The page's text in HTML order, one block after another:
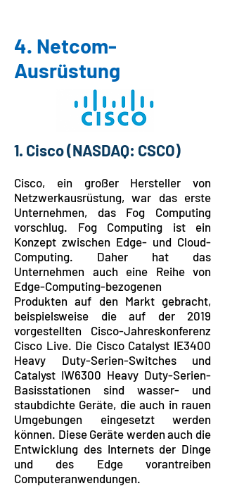
4. Netcom-
Ausrüstung
1. Cisco(NASDAQ: CSCO)
Cisco, ein großer Hersteller von
Netzwerkausrüstung, war das erste
Unternehmen, das Fog Computing
vorschlug. Fog Computing ist ein
Konzept zwischen Edge- und Cloud-
Computing. Daher hat das
Unternehmen auch eine Reihe von
Edge-Computing-bezogenen
Produkten auf den Markt gebracht,
beispielsweise die auf der 2019
vorgestellten Cisco-Jahreskonferenz
Cisco Live. Die Cisco Catalyst IE3400
Heavy Duty-Serien-Switches und
Catalyst IW6300 Heavy Duty-Serien-
Basisstationen sind wasser- und
staubdichte Geräte, die auch in rauen
Umgebungen eingesetzt werden
können. Diese Geräte werden auch die
Entwicklung des Internets der Dinge
und des Edge vorantreiben
Computeranwendungen.